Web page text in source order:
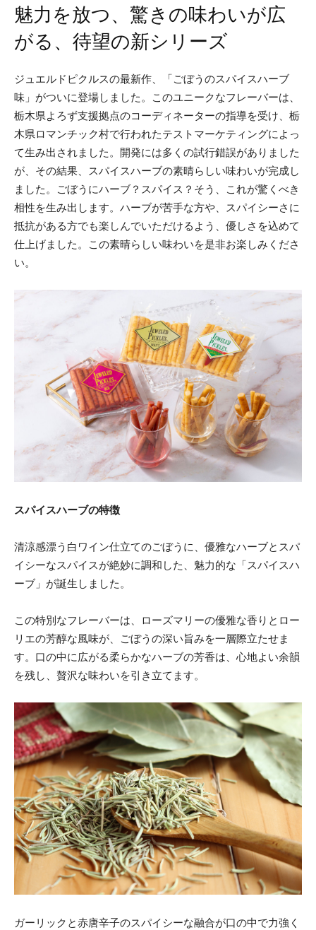
魅力を放つ、驚きの味わいが広
がる、待望の新シリーズ
ジュエルドピクルスの最新作、「ごぼうのスパイスハーブ
味」がついに登場しました。このユニークなフレーバーは、
栃木県よろず支援拠点のコーディネーターの指導を受け、栃
木県ロマンチック村で行われたテストマーケティングによっ
て生み出されました。開発には多くの試行錯誤がありました
が、その結果、スパイスハーブの素晴らしい味わいが完成し
ました。ごぼうにハーブ？スパイス？そう、これが驚くべき
相性を生み出します。ハーブが苦手な方や、スパイシーさに
抵抗がある方でも楽しんでいただけるよう、優しさを込めて
仕上げました。この素晴らしい味わいを是非お楽しみくださ
い。
スパイスハーブの特徴
清涼感漂う白ワイン仕立てのごぼうに、優雅なハーブとスパ
イシーなスパイスが絶妙に調和した、魅力的な「スパイスハ
ーブ」が誕生しました。
この特別なフレーバーは、ローズマリーの優雅な香りとロー
リエの芳醇な風味が、ごぼうの深い旨みを一層際立たせま
す。口の中に広がる柔らかなハーブの芳香は、心地よい余韻
を残し、贅沢な味わいを引き立てます。
ガーリックと赤唐辛子のスパイシーな融合が口の中で力強く